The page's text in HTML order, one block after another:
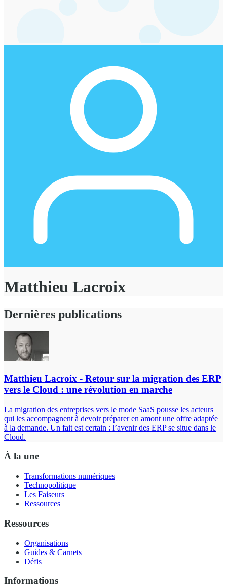
Matthieu Lacroix
Dernières publications
Matthieu Lacroix - Retour sur la migration des ERP
vers le Cloud : une révolution en marche
La migration des entreprises vers le mode SaaS pousse les acteurs
qui les accompagnent à devoir préparer en amont une offre adaptée
à la demande. Un fait est certain : l’avenir des ERP se situe dans le
Cloud.
À la une
Transformations numériques
Technopolitique
Les Faiseurs
Ressources
Ressources
Organisations
Guides & Carnets
Défis
Informations